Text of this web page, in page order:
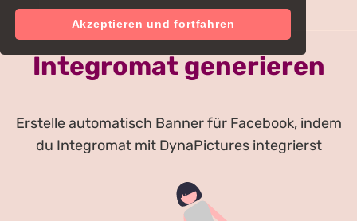
Akzeptieren und fortfahren
automatisch mit
Integromat generieren
Erstelle automatisch Banner für Facebook, indem
du Integromat mit DynaPictures integrierst